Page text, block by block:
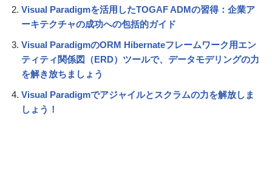
Visual Paradigmを活用したTOGAF ADMの習得：企業ア
ーキテクチャの成功への包括的ガイド
Visual ParadigmのORM Hibernateフレームワーク用エン
ティティ関係図（ERD）ツールで、データモデリングの力
を解き放ちましょう
Visual Paradigmでアジャイルとスクラムの力を解放しま
しょう！